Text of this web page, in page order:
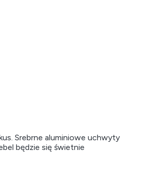
Srebrne aluminiowe uchwyty
będzie się świetnie